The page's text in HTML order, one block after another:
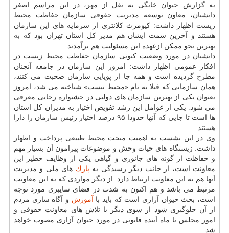
به گزارش حیوان خانگی به نقل از مهر، در این مراسم اصغر
دانشیان، معاون توسعه مدیریت حقوقی سازمان حفاظت محیط
زیست اظهار داشت: كیومرث كلانتری از سرمایه های این سازمان
هستند و آخرین سمت ایشان هم مدیر كل استان تهران بود كه به
بهترین نحو ممكن ازعهده این مسئولیت هم برآمدند.
دانشیان در مورد وضعیت كنونی سازمان حفاظت محیط زیست در
افكار عمومی اظهار داشت: امروز این سازمان در جامعه آنچنان
مطرح گردیده است و همه جا از پویایی سازمان صحبت می كنند،
همان سازمانی كه قبلا به نام «محیط نیست» شناخته می شد، امروز
بعنوان یكی از بهترین سازمان های دولتی در جشنواره رجایی معرفی
می شود. یكی از عوامل این رشد تفویض اختیار به مدیران كل استان
ها است تا جایی كه آنها حدودا ۹۵ درصد اختیار رئیس سازمان را دارا
هستند.
وی در این نشست به اهمیت مبحث محیط طبیعی پرداخت و اظهار
داشت: زیستگاه های حیات وحش و موضوعات پیرامون آن بسیار مهم
و حفاظت از گونه های جانوری و گیاهی یكی از وظایف خطیر این
معاونت است، از جانب دیگر رسیدگی به پارك های ملی و مدیریت
آنها هم به این معاونت ارتباط دارد. از دیگر مواردی كه به این معاونت
مرتبط می باشد و هم اكنون به شدت در فضای سایبری مورد توجه
است، بحث حیوان آزاری است كه باید با آموزش و آگاه سازی مردم
از آن جلوگیری شود از سوی دیگر با تلاش های معاونت حقوقی و
امور مجلس تا ماه آینده قانونی در مورد حیوان آزاری مصوب خواهد
شد.